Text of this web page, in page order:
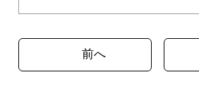
前へ